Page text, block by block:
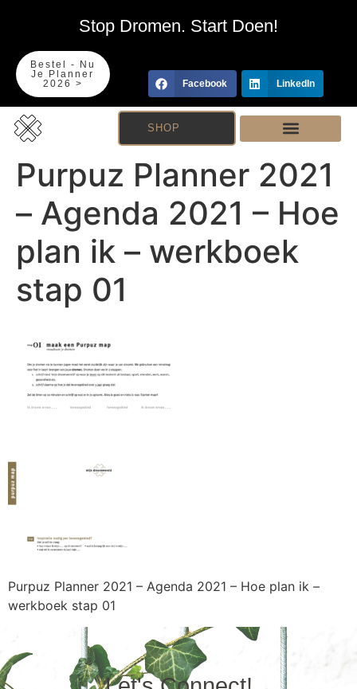
Stop Dromen. Start Doen!
Bestel - Nu
Je Planner
2026 >
Facebook LinkedIn
SHOP
Purpuz Planner 2021
– Agenda 2021 – Hoe
plan ik – werkboek
stap 01
Purpuz Planner 2021 – Agenda 2021 – Hoe plan ik –
werkboek stap 01